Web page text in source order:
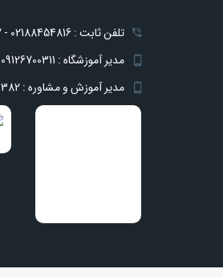
تلفن ثابت : 02188454816 - 02191303737
مدیر آموزشگاه : 09126700311
مدیر آموزش و مشاوره : 09356700382